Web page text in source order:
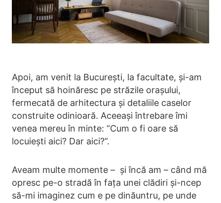
Apoi, am venit la București, la facultate, și-am
început să hoinăresc pe străzile orașului,
fermecată de arhitectura și detaliile caselor
construite odinioară. Aceeași întrebare îmi
venea mereu în minte: “Cum o fi oare să
locuiești aici? Dar aici?”.
Aveam multe momente – și încă am – când mă
opresc pe-o stradă în fața unei clădiri și-ncep
să-mi imaginez cum e pe dinăuntru, pe unde